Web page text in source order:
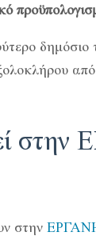
δημόσιο
στην
στην